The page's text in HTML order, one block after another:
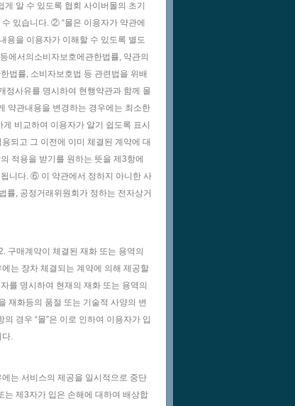
알 수 있도록 협회 사이버몰의 초기
있습니다. ② “몰은 이용자가 약관에
용을 이용자가 이해할 수 있도록 별도
에서의소비자보호에관한법률, 약관의
법률, 소비자보호법 등 관련법을 위배
정사유를 명시하여 현행약관과 함께 몰
약관내용을 변경하는 경우에는 최소한
비교하여 이용자가 알기 쉽도록 표시
되고 그 이전에 이미 체결된 계약에 대
적용을 받기를 원하는 뜻을 제3항에
됩니다. ⑥ 이 약관에서 정하지 아니한 사
률, 공정거래위원회가 정하는 전자상거
구매계약이 체결된 재화 또는 용역의
는 장차 체결되는 계약에 의해 제공할
를 명시하여 현재의 재화 또는 용역의
재화등의 품절 또는 기술적 사양의 변
경우 “몰”은 이로 인하여 이용자가 입
다.
는 서비스의 제공을 일시적으로 중단
는 제3자가 입은 손해에 대하여 배상합